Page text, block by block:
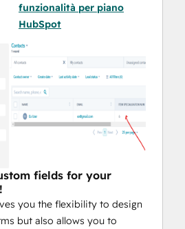
funzionalità per piano
HubSpot
fields for your
you the flexibility to design
but also allows you to